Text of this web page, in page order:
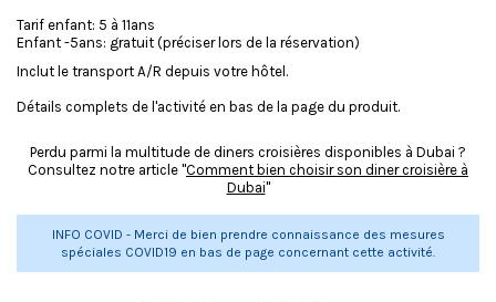
Tarif enfant: 5 à 11ans
Enfant -5ans: gratuit (préciser lors de la réservation)
Inclut le transport A/R depuis votre hôtel.
Détails complets de l'activité en bas de la page du produit.
Perdu parmi la multitude de diners croisières disponibles à Dubai ?
Consultez notre article "Comment bien choisir son diner croisière à
Dubai"
INFO COVID - Merci de bien prendre connaissance des mesures
spéciales COVID19 en bas de page concernant cette activité.